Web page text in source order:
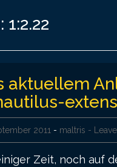
1:2.22
aktuellem
2011 - maltris -
Zeit, noch auf